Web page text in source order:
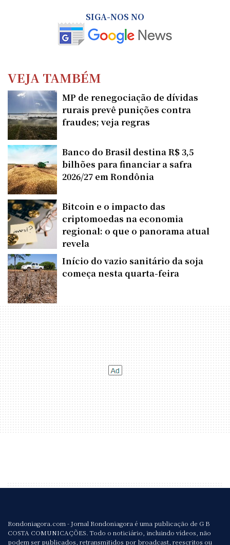
SIGA-NOS NO
VEJA TAMBÉM
MP de renegociação de dívidas
rurais prevê punições contra
fraudes; veja regras
Banco do Brasil destina R$ 3,5
bilhões para financiar a safra
2026/27 em Rondônia
Bitcoin e o impacto das
criptomoedas na economia
regional: o que o panorama atual
revela
Início do vazio sanitário da soja
começa nesta quarta-feira
Rondoniagora.com - Jornal Rondoniagora é uma publicação de G B
COSTA COMUNICAÇÕES. Todo o noticiário, incluindo vídeos, não
podem ser publicados, retransmitidos por broadcast, reescritos ou